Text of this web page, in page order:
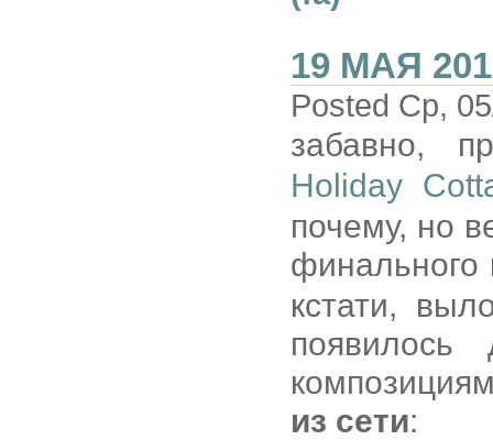
19 МАЯ
Posted Ср,
забавно,
Holiday
почему, но
финального
кстати,
из сети: